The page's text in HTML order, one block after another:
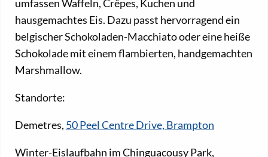
umfassen Waffeln, Crêpes, Kuchen und
hausgemachtes Eis. Dazu passt hervorragend ein
belgischer Schokoladen-Macchiato oder eine heiße
Schokolade mit einem flambierten, handgemachten
Marshmallow.
Standorte:
Demetres, 50 Peel Centre Drive, Brampton
Winter-Eislaufbahn im Chinguacousy Park,